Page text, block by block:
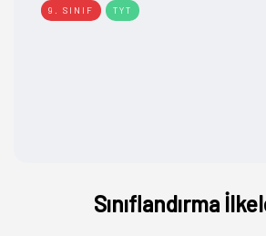
9. SINIF TYT
Sınıflandırma